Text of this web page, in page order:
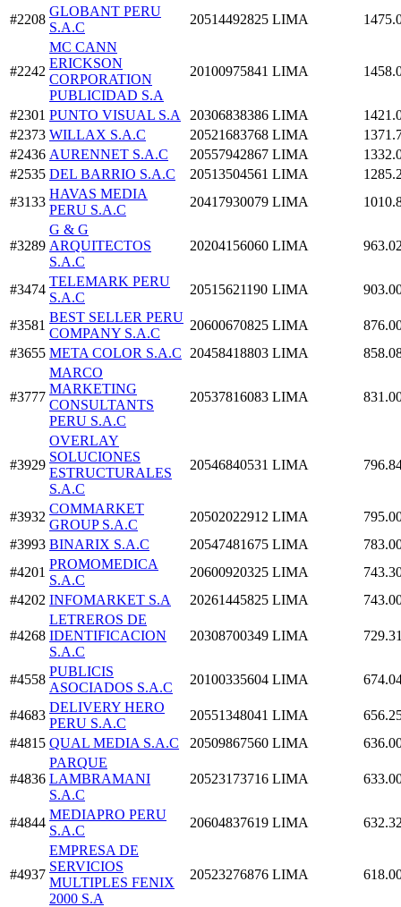
#2208
GLOBANT PERU
S.A.C
20514492825 LIMA
#2242
MC CANN
ERICKSON
CORPORATION
PUBLICIDAD S.A
20100975841 LIMA
#2301 PUNTO VISUAL S.A 20306838386 LIMA
#2373 WILLAX S.A.C 20521683768 LIMA
#2436 AURENNET S.A.C 20557942867 LIMA
#2535 DEL BARRIO S.A.C 20513504561 LIMA
#3133
HAVAS MEDIA
PERU S.A.C
20417930079 LIMA
#3289
G & G
ARQUITECTOS
S.A.C
20204156060 LIMA
#3474
TELEMARK PERU
S.A.C
20515621190 LIMA
#3581
BEST SELLER PERU
COMPANY S.A.C
20600670825 LIMA
#3655 META COLOR S.A.C 20458418803 LIMA
#3777
MARCO
MARKETING
CONSULTANTS
PERU S.A.C
20537816083 LIMA
#3929
OVERLAY
SOLUCIONES
ESTRUCTURALES
S.A.C
20546840531 LIMA
#3932
COMMARKET
GROUP S.A.C
20502022912 LIMA
#3993 BINARIX S.A.C 20547481675 LIMA
#4201
PROMOMEDICA
S.A.C
20600920325 LIMA
#4202 INFOMARKET S.A 20261445825 LIMA
#4268
LETREROS DE
IDENTIFICACION
S.A.C
20308700349 LIMA
#4558
PUBLICIS
ASOCIADOS S.A.C
20100335604 LIMA
#4683
DELIVERY HERO
PERU S.A.C
20551348041 LIMA
#4815 QUAL MEDIA S.A.C 20509867560 LIMA
#4836
PARQUE
LAMBRAMANI
S.A.C
20523173716 LIMA
#4844
MEDIAPRO PERU
S.A.C
20604837619 LIMA
#4937
EMPRESA DE
SERVICIOS
MULTIPLES FENIX
2000 S.A
20523276876 LIMA